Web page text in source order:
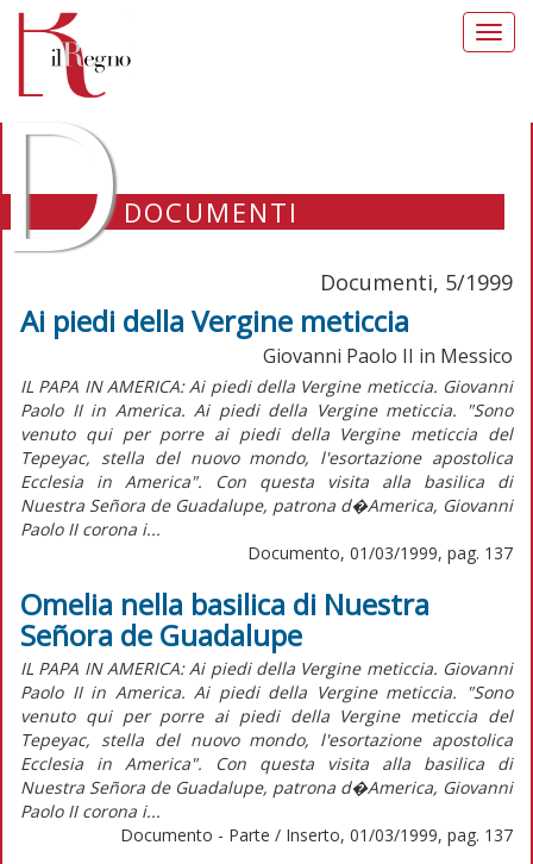
DOCUMENTI
Documenti, 5/1999
Ai piedi della Vergine meticcia
Giovanni Paolo II in Messico
IL PAPA IN AMERICA: Ai piedi della Vergine meticcia. Giovanni
Paolo II in America. Ai piedi della Vergine meticcia. "Sono
venuto qui per porre ai piedi della Vergine meticcia del
Tepeyac, stella del nuovo mondo, l'esortazione apostolica
Ecclesia in America". Con questa visita alla basilica di
Nuestra Señora de Guadalupe, patrona d�America, Giovanni
Paolo II corona i...
Documento, 01/03/1999, pag. 137
Omelia nella basilica di Nuestra
Señora de Guadalupe
IL PAPA IN AMERICA: Ai piedi della Vergine meticcia. Giovanni
Paolo II in America. Ai piedi della Vergine meticcia. "Sono
venuto qui per porre ai piedi della Vergine meticcia del
Tepeyac, stella del nuovo mondo, l'esortazione apostolica
Ecclesia in America". Con questa visita alla basilica di
Nuestra Señora de Guadalupe, patrona d�America, Giovanni
Paolo II corona i...
Documento - Parte / Inserto, 01/03/1999, pag. 137